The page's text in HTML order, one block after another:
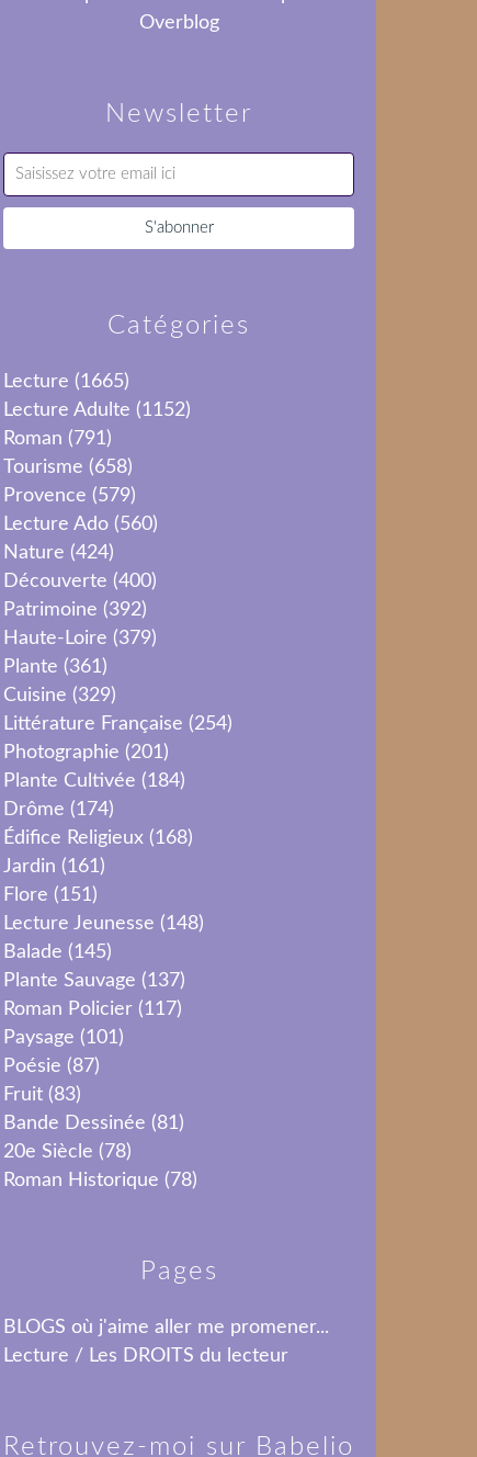
Newsletter
Catégories
Lecture (1665)
Lecture Adulte (1152)
Roman (791)
Tourisme (658)
Provence (579)
Lecture Ado (560)
Nature (424)
Découverte (400)
Patrimoine (392)
Haute-Loire (379)
Plante (361)
Cuisine (329)
Littérature Française (254)
Photographie (201)
Plante Cultivée (184)
Drôme (174)
Édifice Religieux (168)
Jardin (161)
Flore (151)
Lecture Jeunesse (148)
Balade (145)
Plante Sauvage (137)
Roman Policier (117)
Paysage (101)
Poésie (87)
Fruit (83)
Bande Dessinée (81)
20e Siècle (78)
Roman Historique (78)
Pages
BLOGS où j'aime aller me promener...
Lecture / Les DROITS du lecteur
Overblog
Retrouvez-moi sur Babelio